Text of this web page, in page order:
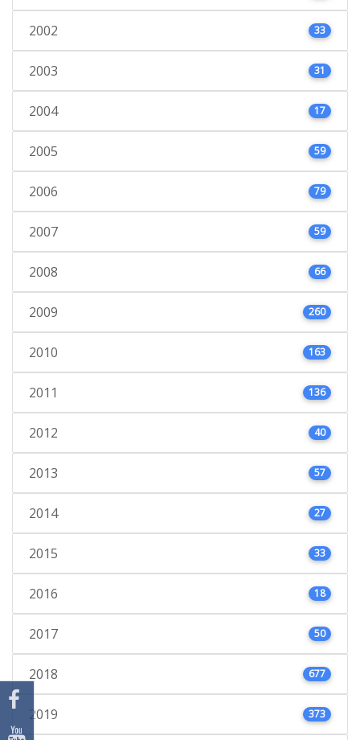
2002 33
2003 31
2004 17
2005 59
2006 79
2007 59
2008 66
2009 260
2010 163
2011 136
2012 40
2013 57
2014 27
2015 33
2016 18
2017 50
2018 677
2019 373